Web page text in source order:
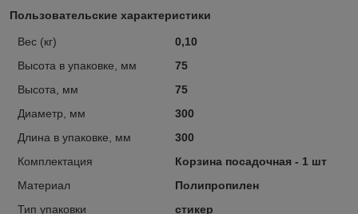
Пользовательские характеристики
Вес (кг)
0,10
Высота в упаковке, мм
75
Высота, мм
75
Диаметр, мм
300
Длина в упаковке, мм
300
Комплектация
Корзина посадочная - 1 шт
Материал
Полипропилен
Тип упаковки
стикер